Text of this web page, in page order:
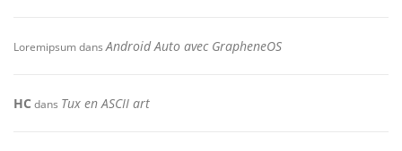
LoremipsumdansAndroid Auto avec GrapheneOS
HC dans Tux en ASCII art